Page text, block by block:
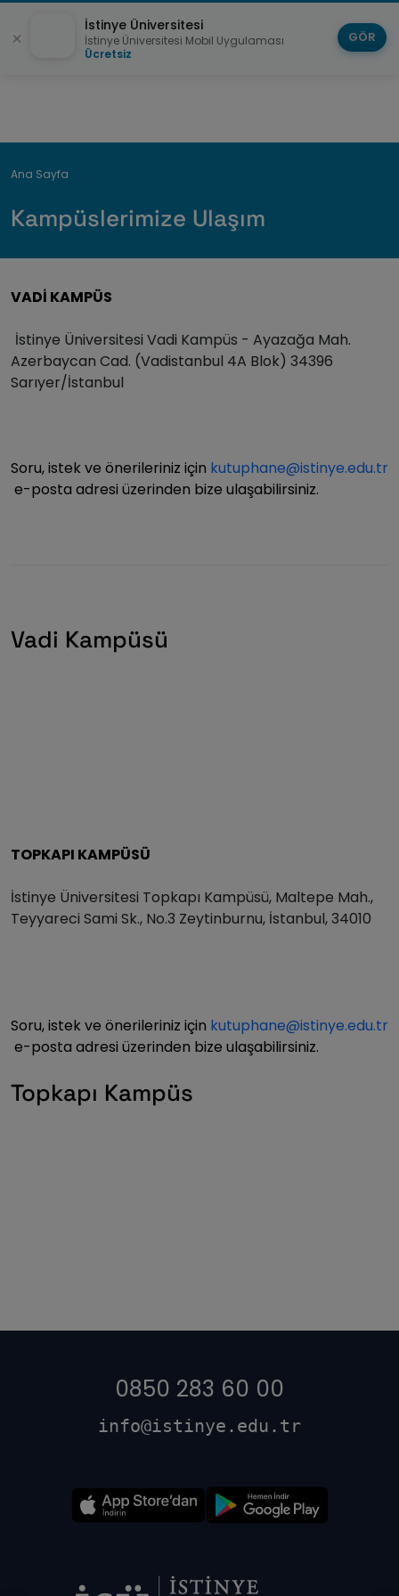
Breadcrumb
Ana Sayfa
Kampüslerimize Ulaşım
VADİ KAMPÜS
İstinye Üniversitesi Vadi Kampüs - Ayazağa Mah.
Azerbaycan Cad. (Vadistanbul 4A Blok) 34396
Sarıyer/İstanbul
Soru, istek ve önerileriniz için kutuphane@istinye.edu.tr
e-posta adresi üzerinden bize ulaşabilirsiniz.
Vadi Kampüsü
TOPKAPI KAMPÜSÜ
İstinye Üniversitesi Topkapı Kampüsü, Maltepe Mah.,
Teyyareci Sami Sk., No.3 Zeytinburnu, İstanbul, 34010
Soru, istek ve önerileriniz için kutuphane@istinye.edu.tr
e-posta adresi üzerinden bize ulaşabilirsiniz.
Topkapı Kampüs
0850 283 60 00
info@istinye.edu.tr
İstinye Üniversitesi
İstinye Üniversitesi Mobil Uygulaması
Ücretsiz
GÖR